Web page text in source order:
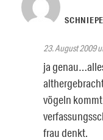
23. August 2009
ja
vögeln
frau denkt.